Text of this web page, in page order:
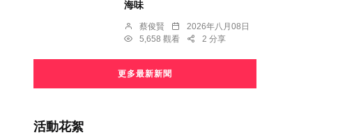
海味
蔡俊賢
2026年八月08日
5,658 觀看
2 分享
更多最新新聞
活動花絮